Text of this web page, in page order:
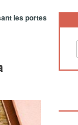
les portes